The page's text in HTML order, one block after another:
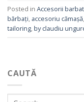
CAUTĂ
Posted in Accesorii
bărbați, accesoriu cămașă,
tailoring,by claudiu